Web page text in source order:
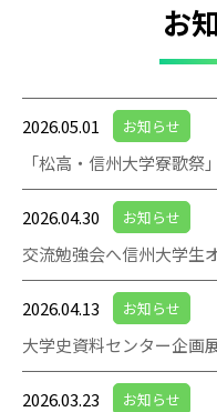
お
2026.05.01 お知らせ
「松高・信州大学寮歌祭
2026.04.30 お知らせ
交流勉強会へ信州大学生
2026.04.13 お知らせ
大学史資料センター企
2026.03.23 お知らせ